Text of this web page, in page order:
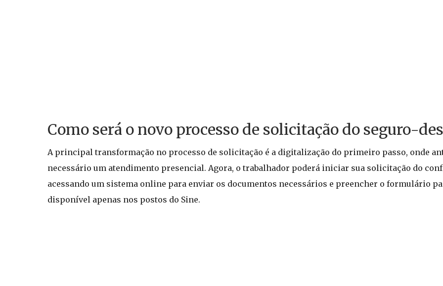
Como será o novo processo de solicitação do seguro-
A principal transformação no processo de solicitação é a digitalização do primeiro passo, onde
necessário um atendimento presencial. Agora, o trabalhador poderá iniciar sua solicitação do
acessando um sistema online para enviar os documentos necessários e preencher o formulário
disponível apenas nos postos do Sine.